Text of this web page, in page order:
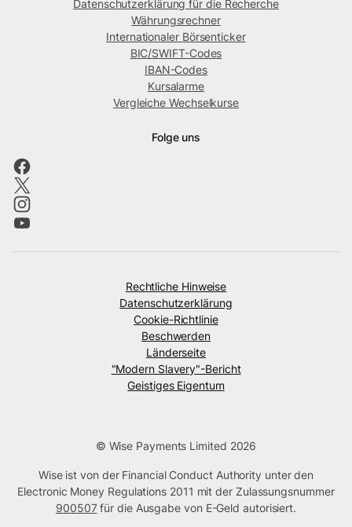
Datenschutzerklärung für die Recherche
Währungsrechner
Internationaler Börsenticker
BIC/SWIFT-Codes
IBAN-Codes
Kursalarme
Vergleiche Wechselkurse
Folge uns
Rechtliche Hinweise
Datenschutzerklärung
Cookie-Richtlinie
Beschwerden
Länderseite
"Modern Slavery"-Bericht
Geistiges Eigentum
© Wise Payments Limited 2026
Wise ist von der Financial Conduct Authority unter den
Electronic Money Regulations 2011 mit der Zulassungsnummer
900507für die Ausgabe von E-Geld autorisiert.